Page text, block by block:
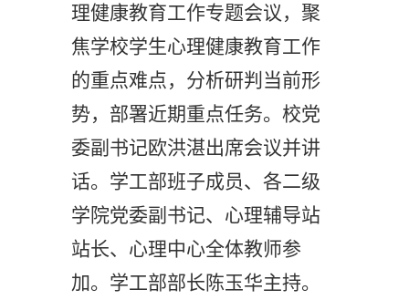
理健康教育工作专题会议 ，聚
焦学校学生心理健康教育工作
的重点难点，分析研判当前形
势，部署近期重点任务。校党
委副书记欧洪湛出席会议并讲
话。学工部班子成员、各二级
学院党委副书记、心理辅导站
站长、心理中心全体教师参
加。学工部部长陈玉华主持。